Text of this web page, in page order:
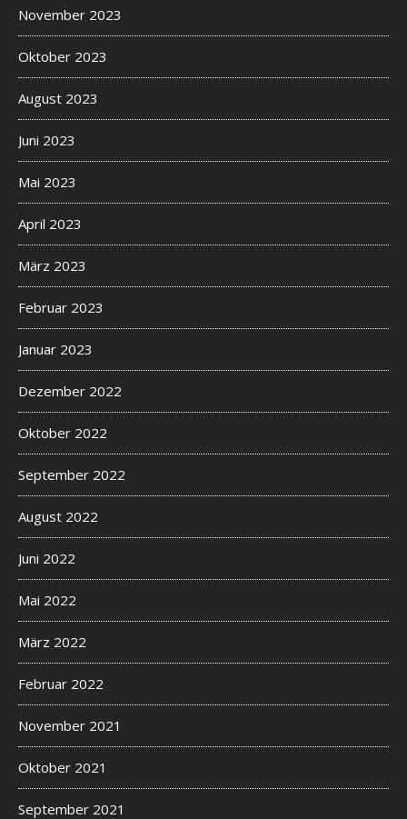
November 2023
Oktober 2023
August 2023
Juni 2023
Mai 2023
April 2023
März 2023
Februar 2023
Januar 2023
Dezember 2022
Oktober 2022
September 2022
August 2022
Juni 2022
Mai 2022
März 2022
Februar 2022
November 2021
Oktober 2021
September 2021